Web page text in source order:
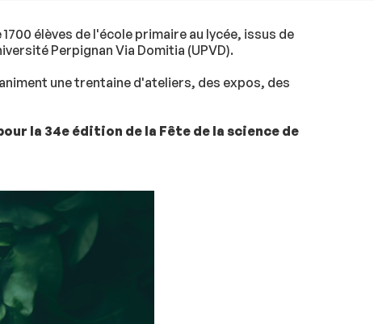
élèves de l'école primaire au lycée, issus de
Perpignan Via Domitia (UPVD).
une trentaine d'ateliers, des expos, des
la 34e édition de la Fête de la science de